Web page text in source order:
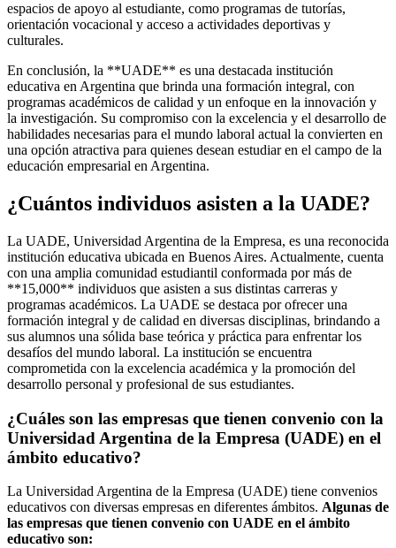
espacios de apoyo al estudiante, como programas de tutorías,
orientación vocacional y acceso a actividades deportivas y
culturales.
En conclusión, la **UADE** es una destacada institución
educativa en Argentina que brinda una formación integral, con
programas académicos de calidad y un enfoque en la innovación y
la investigación. Su compromiso con la excelencia y el desarrollo de
habilidades necesarias para el mundo laboral actual la convierten en
una opción atractiva para quienes desean estudiar en el campo de la
educación empresarial en Argentina.
¿Cuántos individuos asisten a la UADE?
La UADE, Universidad Argentina de la Empresa, es una reconocida
institución educativa ubicada en Buenos Aires. Actualmente, cuenta
con una amplia comunidad estudiantil conformada por más de
**15,000** individuos que asisten a sus distintas carreras y
programas académicos. La UADE se destaca por ofrecer una
formación integral y de calidad en diversas disciplinas, brindando a
sus alumnos una sólida base teórica y práctica para enfrentar los
desafíos del mundo laboral. La institución se encuentra
comprometida con la excelencia académica y la promoción del
desarrollo personal y profesional de sus estudiantes.
¿Cuáles son las empresas que tienen convenio con la
Universidad Argentina de la Empresa (UADE) en el
ámbito educativo?
La Universidad Argentina de la Empresa (UADE) tiene convenios
educativos con diversas empresas en diferentes ámbitos. Algunas de
las empresas que tienen convenio con UADE en el ámbito
educativo son: